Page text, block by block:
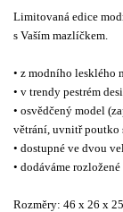
Limitovaná edice
s Vaším mazlíčkem.
• z modního lesklého
• v trendy pestrém
• osvědčený model
větrání, uvnitř poutko
• dostupné ve dvou
• dodáváme
Rozměry: 46 x 26 x